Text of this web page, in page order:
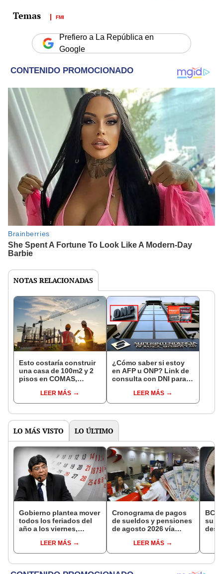
FMI
Prefiero a La República en
Google
NOTAS RELACIONADAS
Esto costaría construir
una casa de 100m2 y 2
pisos en COMAS,
distritos de LIMA
NORTE
LEER MÁS
¿Cómo saber si estoy
en AFP u ONP? Link de
consulta con DNI para
pensiones estás
LEER MÁS
LO MÁS VISTO LO ÚLTIMO
Gobierno plantea mover
todos los feriados del
año a los viernes,
Navidad y Año Nuevo
LEER MÁS
Cronograma de pagos
de sueldos y pensiones
de agosto 2026 vía
conoce las fechas de
depósito
LEER MÁS
BCR
su